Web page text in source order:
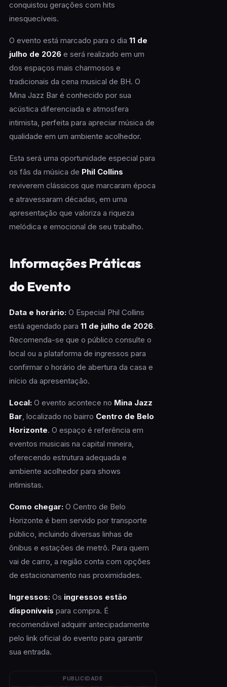
conquistou gerações com hits
inesquecíveis.
O evento está marcado para o dia 11 de
julho de 2026e será realizado em um
dos espaços mais charmosos e
tradicionais da cena musical de BH. O
Mina Jazz Bar é conhecido por sua
acústica diferenciada e atmosfera
intimista, perfeita para apreciar música de
qualidade em um ambiente acolhedor.
Esta será uma oportunidade especial para
os fãs da música de Phil Collins
reviverem clássicos que marcaram época
e atravessaram décadas, em uma
apresentação que valoriza a riqueza
melódica e emocional de seu trabalho.
Informações Práticas
do Evento
Data e horário:O Especial Phil Collins
está agendado para 11 de julho de 2026.
Recomenda-se que o público consulte o
local ou a plataforma de ingressos para
confirmar o horário de abertura da casa e
início da apresentação.
Local:O evento acontece no Mina Jazz
Bar , localizado no bairro Centro de Belo
Horizonte. O espaço é referência em
eventos musicais na capital mineira,
oferecendo estrutura adequada e
ambiente acolhedor para shows
intimistas.
Como chegar:O Centro de Belo
Horizonte é bem servido por transporte
público, incluindo diversas linhas de
ônibus e estações de metrô. Para quem
vai de carro, a região conta com opções
de estacionamento nas proximidades.
Ingressos:Os ingressos estão
disponíveis para compra. É
recomendável adquirir antecipadamente
pelo link oficial do evento para garantir
sua entrada.
PUBLICIDADE